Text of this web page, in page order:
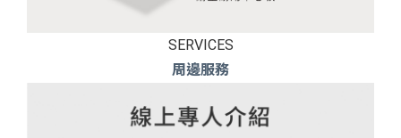
SERVICES
周邊服務